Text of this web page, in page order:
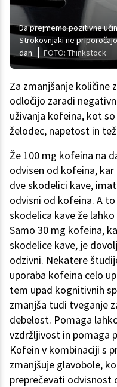
Da prejmemo pozitivne
Strokovnjaki ne
dan.
FOTO: Thinkstock
Za zmanjšanje količine
odločijo zaradi
uživanja kofeina, kot
želodec, napetost in
Že 100 mg kofeina na
odvisen od kofeina,
dve skodelici kave,
odvisni od kofeina. A
skodelica kave že
Samo 30 mg kofeina,
skodelice kave, je
odzivni. Nekatere
uporaba kofeina celo
tem upad kognitivnih
zmanjša tudi tveganje
debelost. Pomaga
vzdržljivost in pomaga
Kofein v kombinaciji s
zmanjšuje glavobole,
preprečevati